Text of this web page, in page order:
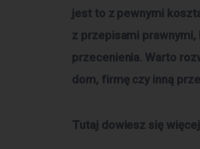
jest to z pewnymi
z przepisami prawnymi,
przecenienia. Warto
dom, firmę czy inną
Tutaj dowiesz się